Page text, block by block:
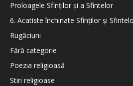
Proloagele Sfinților și a Sfintelor
6. Acatiste închinate Sfinților și
Rugăciuni
Fără categorie
Poezia religioasă
Stiri religioase